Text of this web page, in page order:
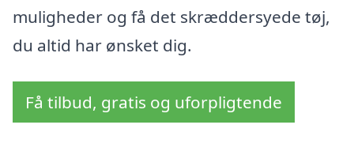
muligheder og få det skræddersyede tøj,
du altid har ønsket dig.
Få tilbud, gratis og uforpligtende